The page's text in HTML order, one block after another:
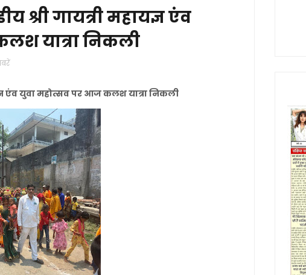
श्री गायत्री महायज्ञ एंव
यात्रा निकली
एंव युवा महोत्सव पर आज कलश यात्रा निकली